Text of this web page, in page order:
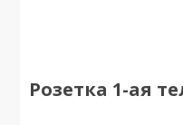
Розетка 1-ая